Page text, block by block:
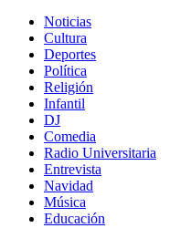
Noticias
Cultura
Deportes
Política
Religión
Infantil
DJ
Comedia
Radio Universitaria
Entrevista
Navidad
Música
Educación